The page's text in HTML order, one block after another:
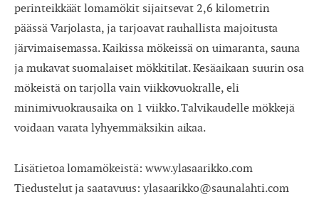
perinteikkäät lomamökit sijaitsevat 2,6 kilometrin
päässä Varjolasta, ja tarjoavat rauhallista majoitusta
järvimaisemassa. Kaikissa mökeissä on uimaranta, sauna
ja mukavat suomalaiset mökkitilat. Kesäaikaan suurin osa
mökeistä on tarjolla vain viikkovuokralle, eli
minimivuokrausaika on 1 viikko. Talvikaudelle mökkejä
voidaan varata lyhyemmäksikin aikaa.
Lisätietoa lomamökeistä: www.ylasaarikko.com
Tiedustelut ja saatavuus: ylasaarikko@saunalahti.com